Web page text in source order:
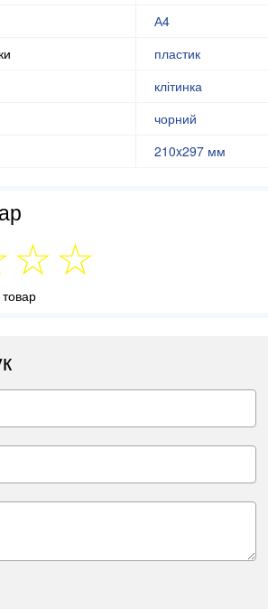
А4
пластик
клітинка
чорний
210x297 мм